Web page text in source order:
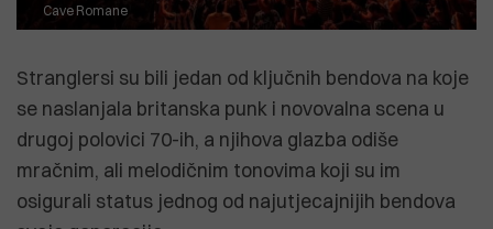
Cave Romane
Stranglersi su bili jedan od ključnih bendova na koje
se naslanjala britanska punk i novovalna scena u
drugoj polovici 70-ih, a njihova glazba odiše
mračnim, ali melodičnim tonovima koji su im
osigurali status jednog od najutjecajnijih bendova